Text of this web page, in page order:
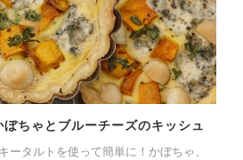
ちゃとブルーチーズのキッシュ
ータルトを使って簡単に！かぼちゃ、